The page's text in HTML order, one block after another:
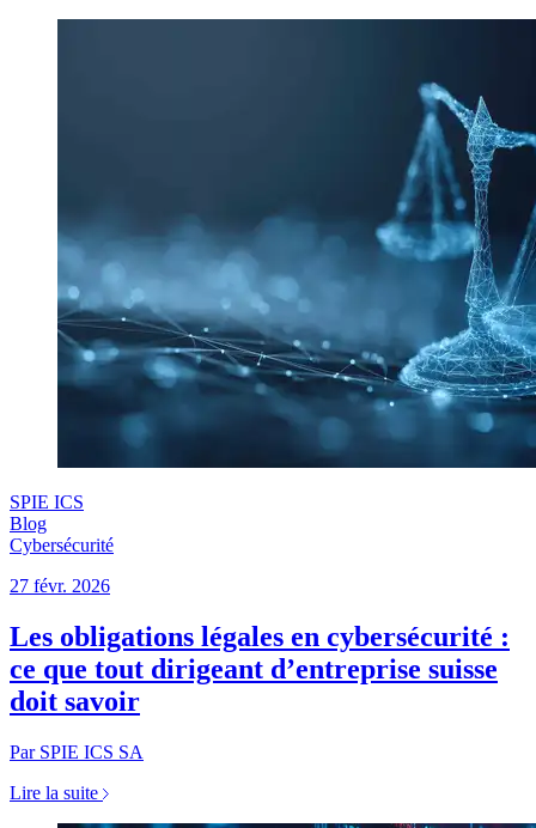
SPIE ICS
Blog
Cybersécurité
27 févr. 2026
Les obligations légales en cybersécurité :
ce que tout dirigeant d’entreprise suisse
doit savoir
Par SPIE ICS SA
Lire la suite